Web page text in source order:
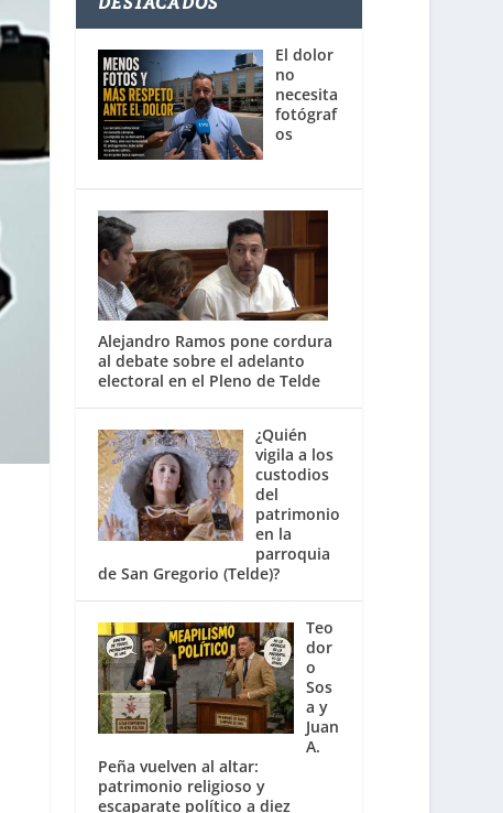
El dolor
no
necesita
fotógraf
os
Alejandro Ramos pone cordura
al debate sobre el adelanto
electoral en el Pleno de Telde
¿Quién
vigila a los
custodios
del
patrimonio
en la
parroquia
de San Gregorio (Telde)?
Teo
dor
o
Sos
a y
Juan
A.
Peña vuelven al altar:
patrimonio religioso y
escaparate político a diez